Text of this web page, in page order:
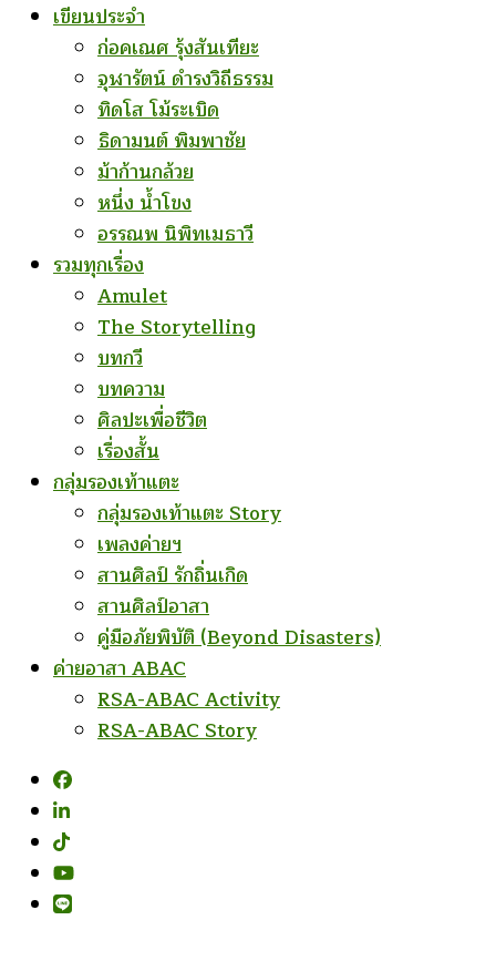
เขียนประจำ
ก่อคเณศ รุ้งสันเทียะ
จุฬารัตน์ ดำรงวิถีธรรม
ทิดโส โม้ระเบิด
ธิดามนต์ พิมพาชัย
ม้าก้านกล้วย
หนึ่ง น้ำโขง
อรรณพ นิพิทเมธาวี
รวมทุกเรื่อง
Amulet
The Storytelling
บทกวี
บทความ
ศิลปะเพื่อชีวิต
เรื่องสั้น
กลุ่มรองเท้าแตะ
กลุ่มรองเท้าแตะ Story
เพลงค่ายฯ
สานศิลป์ รักถิ่นเกิด
สานศิลป์อาสา
คู่มือภัยพิบัติ (Beyond Disasters)
ค่ายอาสา ABAC
RSA-ABAC Activity
RSA-ABAC Story